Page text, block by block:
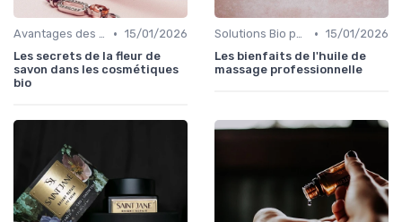
Avantages des Cosmétiques Bio • 15/01/2026
Les secrets de la fleur de
savon dans les cosmétiques
bio
Solutions Bio pour Problèmes de Peau • 15/01/2026
Les bienfaits de l'huile de
massage professionnelle